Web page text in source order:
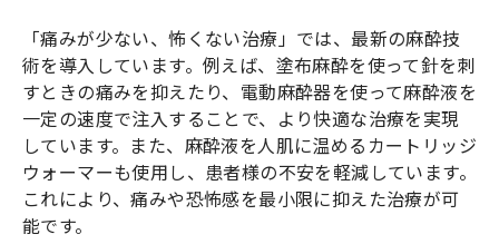
「痛みが少ない、怖くない治療」では、最新の麻酔技
術を導入しています。例えば、塗布麻酔を使って針を刺
すときの痛みを抑えたり、電動麻酔器を使って麻酔液を
一定の速度で注入することで、より快適な治療を実現
しています。また、麻酔液を人肌に温めるカートリッジ
ウォーマーも使用し、患者様の不安を軽減しています。
これにより、痛みや恐怖感を最小限に抑えた治療が可
能です。